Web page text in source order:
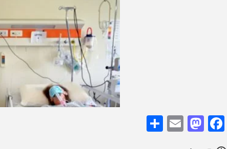
Facebook
Mastodon
Email